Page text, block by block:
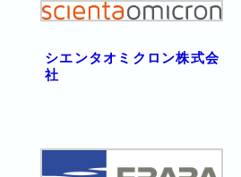
シエンタオミクロン株式会
社